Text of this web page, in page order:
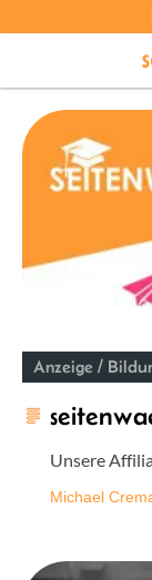
Anzeige /
Unsere
Michael